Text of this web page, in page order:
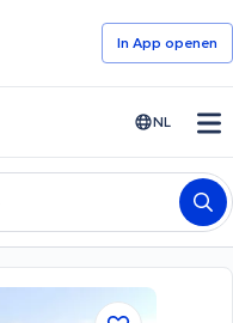
In App openen
NL